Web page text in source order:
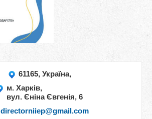
61165, Україна,
м. Харків,
вул. ЄнінаЄвгенія, 6
directorniiep@gmail.com